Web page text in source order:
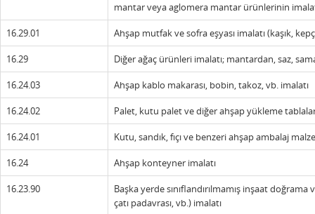
mantar veya aglomera mantar ürünlerinin
16.29.01 Ahşap mutfak ve sofra eşyası imalatı (kaşık,
16.29 Diğer ağaç ürünleri imalatı; mantardan, saz,
16.24.03 Ahşap kablo makarası, bobin, takoz, vb. imalatı
16.24.02 Palet, kutu palet ve diğer ahşap yükleme
16.24.01 Kutu, sandık, fıçı ve benzeri ahşap ambalaj
16.24 Ahşap konteyner imalatı
16.23.90
Başka yerde sınıflandırılmamış inşaat
çatı padavrası, vb.) imalatı